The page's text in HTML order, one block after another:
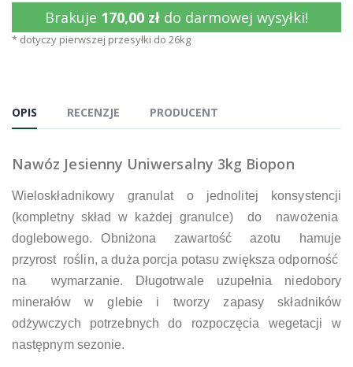
Brakuje 170,00 zł do darmowej wysyłki!
* dotyczy pierwszej przesyłki do 26kg
OPIS RECENZJE PRODUCENT
Nawóz Jesienny Uniwersalny 3kg Biopon
Wieloskładnikowy granulat o jednolitej konsystencji
(kompletny skład w każdej granulce) do nawożenia
doglebowego. Obniżona zawartość azotu hamuje
przyrost roślin, a duża porcja potasu zwiększa odporność
na wymarzanie. Długotrwale uzupełnia niedobory
minerałów w glebie i tworzy zapasy składników
odżywczych potrzebnych do rozpoczęcia wegetacji w
następnym sezonie.